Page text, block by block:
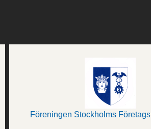
Föreningen Stockholms